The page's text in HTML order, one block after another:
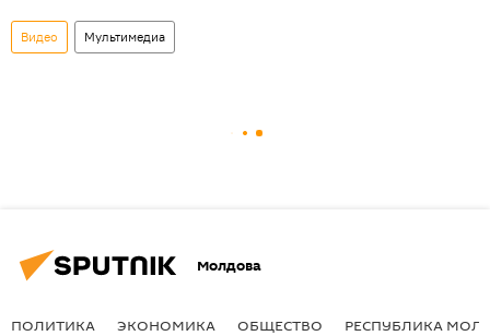
Видео Мультимедиа
Молдова
ПОЛИТИКА ЭКОНОМИКА ОБЩЕСТВО РЕСПУБЛИКА